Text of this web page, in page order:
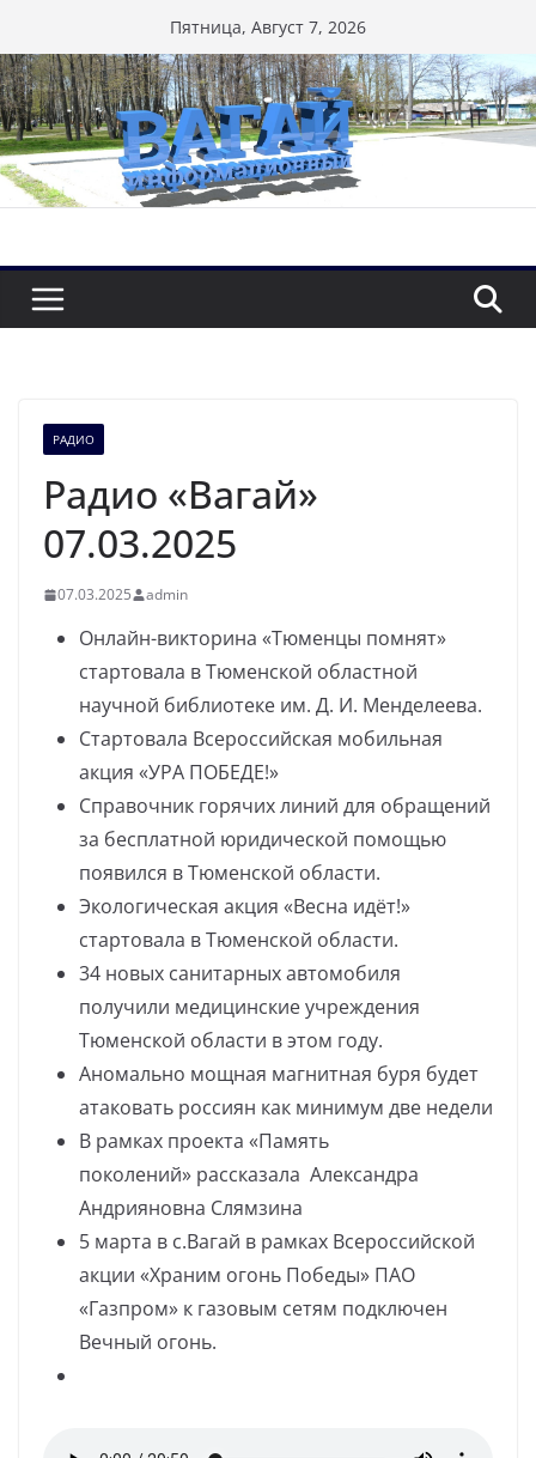
к
содержимому
Пятница, Август 7, 2026
РАДИО
Радио «Вагай»
07.03.2025
07.03.2025 admin
Онлайн-викторина «Тюменцы помнят»
стартовала в Тюменской областной
научной библиотеке им. Д. И. Менделеева.
Стартовала Всероссийская мобильная
акция «УРА ПОБЕДЕ!»
Справочник горячих линий для обращений
за бесплатной юридической помощью
появился в Тюменской области.
Экологическая акция «Весна идёт!»
стартовала в Тюменской области.
34 новых санитарных автомобиля
получили медицинские учреждения
Тюменской области в этом году.
Аномально мощная магнитная буря будет
атаковать россиян как минимум две недели
В рамках проекта «Память
поколений» рассказала Александра
Андрияновна Слямзина
5 марта в с.Вагай в рамках Всероссийской
акции «Храним огонь Победы» ПАО
«Газпром» к газовым сетям подключен
Вечный огонь.